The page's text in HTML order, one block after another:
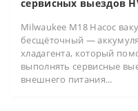
сервисных выездов
Milwaukee M18 Насос
бесщёточный —
хладагента, который
выполнять сервисные
внешнего питания...